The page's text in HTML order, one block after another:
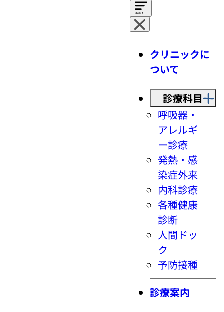
クリニックに
ついて
診療科目
呼吸器・
アレルギ
ー診療
発熱・感
染症外来
内科診療
各種健康
診断
人間ドッ
ク
予防接種
診療案内